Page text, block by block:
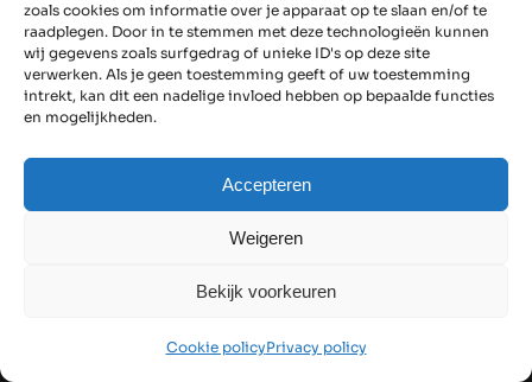
zoals cookies om informatie over je apparaat op te slaan en/of te
raadplegen. Door in te stemmen met deze technologieën kunnen
wij gegevens zoals surfgedrag of unieke ID's op deze site
verwerken. Als je geen toestemming geeft of uw toestemming
intrekt, kan dit een nadelige invloed hebben op bepaalde functies
en mogelijkheden.
Accepteren
Weigeren
Bekijk voorkeuren
Cookie policyPrivacy policy